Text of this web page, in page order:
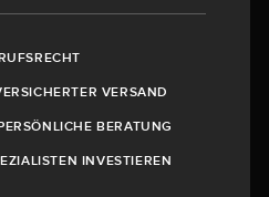
VERSAND
BERATUNG
INVESTIEREN